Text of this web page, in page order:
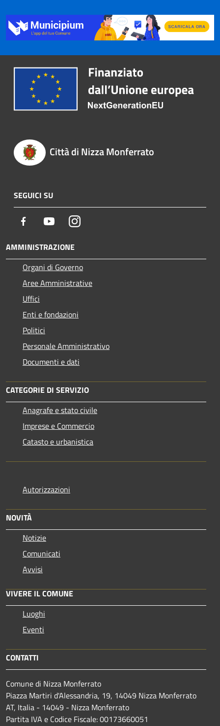
Città di Nizza Monferrato
SEGUICI SU
Facebook YoutubeInstagram
AMMINISTRAZIONE
Organi di Governo
Aree Amministrative
Uffici
Enti e fondazioni
Politici
Personale Amministrativo
Documenti e dati
CATEGORIE DI SERVIZIO
Anagrafe e stato civile
Imprese e Commercio
Catasto e urbanistica
Autorizzazioni
NOVITÀ
Notizie
Comunicati
Avvisi
VIVERE IL COMUNE
Luoghi
Eventi
CONTATTI
Comune di Nizza Monferrato
Piazza Martiri d'Alessandria, 19, 14049 Nizza Monferrato
AT, Italia - 14049 - Nizza Monferrato
Partita IVA e Codice Fiscale: 00173660051